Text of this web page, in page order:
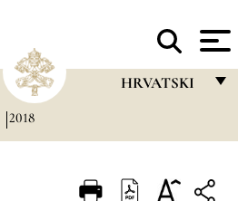
HRVATSKI
ITALIANO
2018